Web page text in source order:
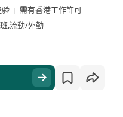
验
需有香港工作許可
,流動/外勤